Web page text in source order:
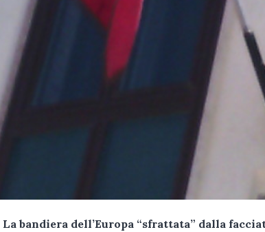
La bandiera dell’Europa “sfrattata” dalla